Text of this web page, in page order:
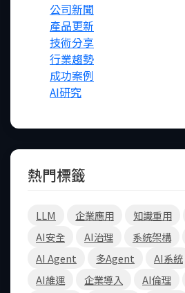
公司新聞
產品更新
技術分享
行業趨勢
成功案例
AI研究
熱門標籤
LLM 企業應用 知識重用
AI安全
AI治理 系統架構
AI Agent
多Agent AI系統
AI維運
企業導入 AI倫理